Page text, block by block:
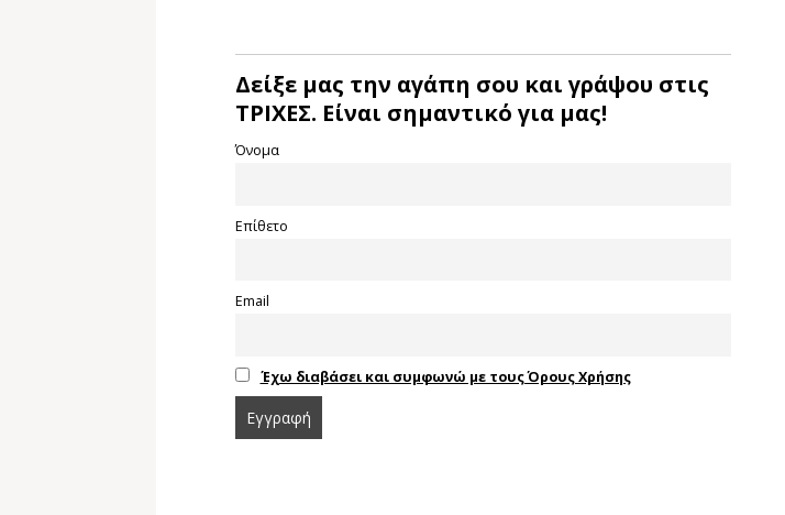
Δείξε μας την αγάπη σου και γράψου στις
ΤΡΙΧΕΣ. Είναι σημαντικό για μας!
Όνομα
Επίθετο
Email
Έχω διαβάσει και συμφωνώ με τους Όρους Χρήσης